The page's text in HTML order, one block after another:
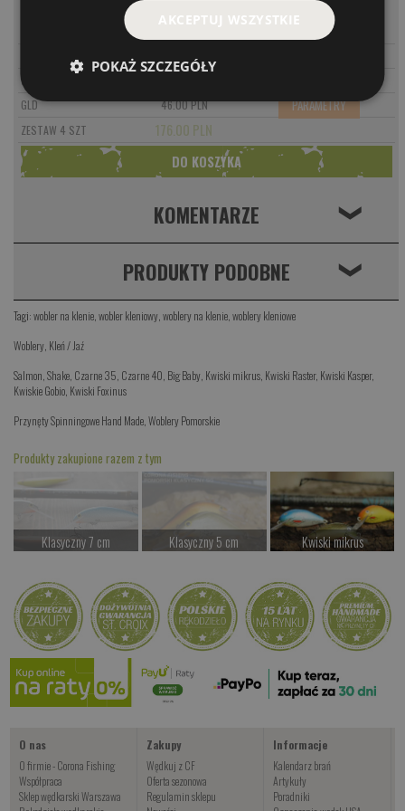
PARAMETRY
46.00 PLN
GRF
GLD 46.00 PLN PARAMETRY
ZESTAW 4 SZT 176.00 PLN
KOMENTARZE ❮
PRODUKTY PODOBNE ❮
Tagi:wobler na klenie ,wobler kleniowy ,woblery na klenie ,woblery kleniowe
Woblery Kleń / Jaź
Salmon ,Shake Czarne 35 Czarne 40 Big Baby Kwiski mikrus Kwiski Raster, Kwiski Kasper,
Kwiskie Gobio Kwiski Foxinus
Przynęty Spinningowe Hand Made ,Woblery Pomorskie
Produkty zakupione razem z tym
Klasyczny 7 cm
Kup teraz >
Klasyczny 5 cm
Kup teraz >
Kwiski mikrus
Kup teraz >
Wahadłówki pstrągowe
od 22.00 PLN
Kup teraz >
O nas
O firmie - Corona Fishing
Współpraca
Sklep wędkarski Warszawa
Zakupy
Wędkuj z CF
Oferta sezonowa
Regulamin sklepu
Informacje
Kalendarz brań
Artykuły
Poradniki
AKCEPTUJ WSZYSTKIE
POKAŻ SZCZEGÓŁY